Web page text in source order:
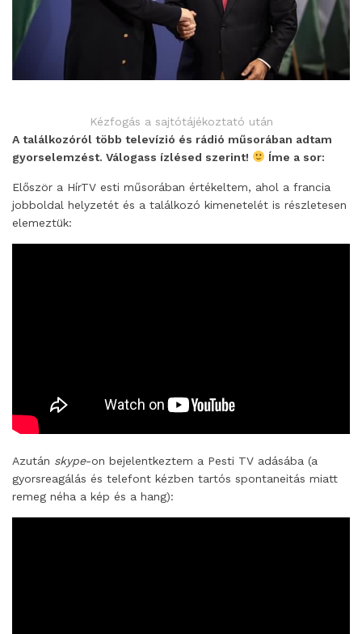
Kézfogás a sajtótájékoztató után
A találkozóról több televízió és rádió műsorában adtam
gyorselemzést. Válogass ízlésed szerint!
Íme a sor:
Először a HírTV esti műsorában értékeltem, ahol a francia
jobboldal helyzetét és a találkozó kimenetelét is részletesen
elemeztük:
Azután skype-on bejelentkeztem a Pesti TV adásába (a
gyorsreagálás és telefont kézben tartós spontaneitás miatt
remeg néha a kép és a hang):